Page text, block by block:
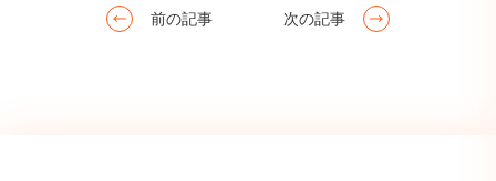
前の記事 次の記事